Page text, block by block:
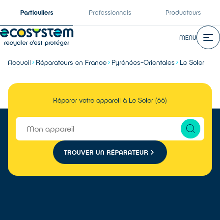
Particuliers Professionnels Producteurs
MENU
Accueil Réparateurs en France Pyrénées-Orientales Le Soler
Réparer votre appareil à Le Soler (66)
TROUVER UN RÉPARATEUR